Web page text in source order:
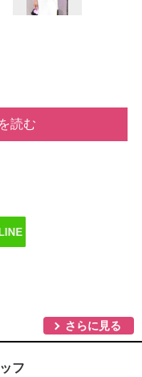
読む
さらに見る
フ